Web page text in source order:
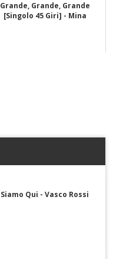
Grande, Grande, Grande
[Singolo 45 Giri] - Mina
Siamo Qui - Vasco Rossi